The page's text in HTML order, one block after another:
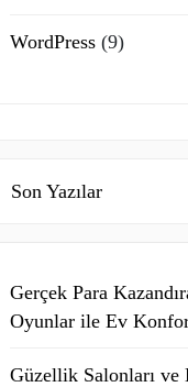
WordPress (9)
Son Yazılar
Gerçek Para
Oyunlar ile Ev
Güzellik Salonları ve